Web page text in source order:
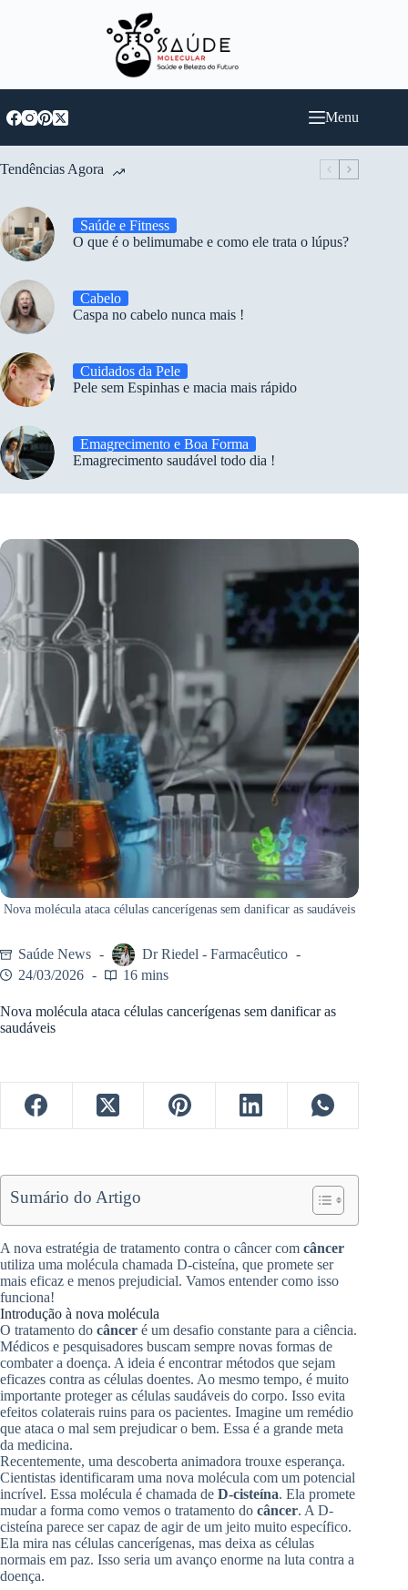
Menu
Tendências Agora
Saúde e Fitness
O que é o belimumabe e como ele trata o lúpus?
Cabelo
Caspa no cabelo nunca mais !
Cuidados da Pele
Pele sem Espinhas e macia mais rápido
Emagrecimento e Boa Forma
Emagrecimento saudável todo dia !
Nova molécula ataca células cancerígenas sem danificar as saudáveis
Saúde News
Dr Riedel - Farmacêutico
24/03/2026
16 mins
Nova molécula ataca células cancerígenas sem danificar as
saudáveis
Sumário do Artigo
A nova estratégia de tratamento contra o câncer com câncer
utiliza uma molécula chamada D-cisteína, que promete ser
mais eficaz e menos prejudicial. Vamos entender como isso
funciona!
Introdução à nova molécula
O tratamento do câncer é um desafio constante para a ciência.
Médicos e pesquisadores buscam sempre novas formas de
combater a doença. A ideia é encontrar métodos que sejam
eficazes contra as células doentes. Ao mesmo tempo, é muito
importante proteger as células saudáveis do corpo. Isso evita
efeitos colaterais ruins para os pacientes. Imagine um remédio
que ataca o mal sem prejudicar o bem. Essa é a grande meta
da medicina.
Recentemente, uma descoberta animadora trouxe esperança.
Cientistas identificaram uma nova molécula com um potencial
incrível. Essa molécula é chamada de D-cisteína. Ela promete
mudar a forma como vemos o tratamento do câncer. A D-
cisteína parece ser capaz de agir de um jeito muito específico.
Ela mira nas células cancerígenas, mas deixa as células
normais em paz. Isso seria um avanço enorme na luta contra a
doença.